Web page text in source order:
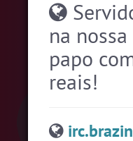
#Portugal
#Brasil
#Novanativa
na
papo
reais!